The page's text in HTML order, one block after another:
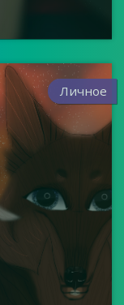
Личное